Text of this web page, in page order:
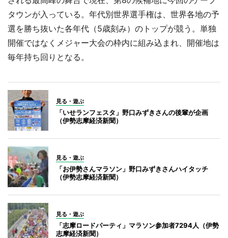
タウンが入っている。年代別世界選手権は、世界各地の予
選を勝ち抜いた各年代（5歳刻み）のトップが競う。単独
開催ではなくメジャー大会の枠内に組み込まれ、開催地は
毎年持ち回りとなる。
見る・遊ぶ
「いせランフェスタ」野口みずきさんの後輩が企画
（伊勢志摩経済新聞）
見る・遊ぶ
「お伊勢さんマラソン」野口みずきさんハイタッチ
（伊勢志摩経済新聞）
見る・遊ぶ
「志摩ロードパーティ」マラソン参加者7294人（伊勢
志摩経済新聞）